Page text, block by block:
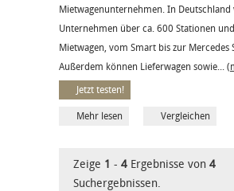
Mietwagenunternehmen. In Deutschland
Unternehmen über ca. 600 Stationen
Mietwagen, vom Smart bis zur Mercedes
Außerdem können Lieferwagen sowie...
Jetzt testen!
Mehr lesen Vergleichen
Zeige 1 - 4 Ergebnisse von 4
Suchergebnissen.